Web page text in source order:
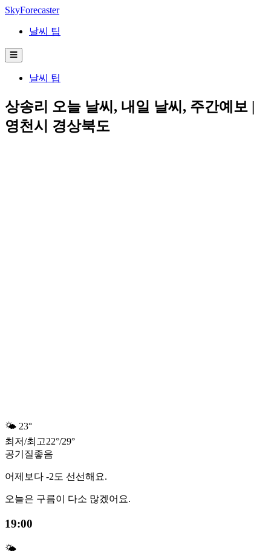
SkyForecaster
날씨 팁
☰
날씨 팁
상송리 오늘 날씨, 내일 날씨, 주간예보 |
영천시 경상북도
🌤️ 23°
최저/최고22°/29°
공기질좋음
어제보다 -2도 선선해요.
오늘은 구름이 다소 많겠어요.
19:00
🌤️